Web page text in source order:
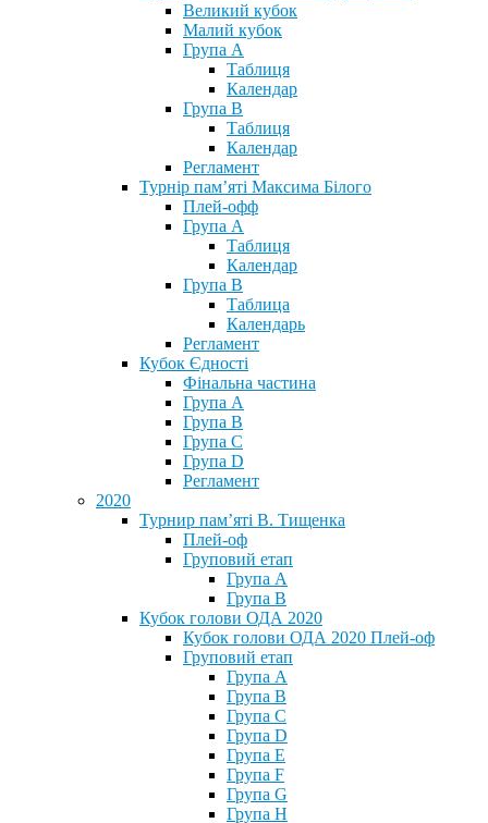
Великий кубок
Малий кубок
Група А
Таблиця
Календар
Група В
Таблиця
Календар
Регламент
Турнір пам’яті Максима Білого
Плей-офф
Група А
Таблиця
Календар
Група В
Таблица
Календарь
Регламент
Кубок Єдності
Фінальна частина
Група А
Група В
Група С
Група D
Регламент
2020
Турнир пам’яті В. Тищенка
Плей-оф
Груповий етап
Група А
Група В
Кубок голови ОДА 2020
Кубок голови ОДА 2020 Плей-оф
Груповий етап
Група A
Група B
Група C
Група D
Група E
Група F
Група G
Група H